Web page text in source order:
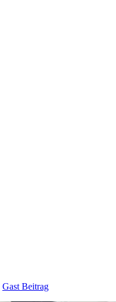
Gast Beitrag